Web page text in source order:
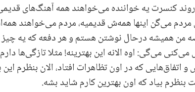
کنسرت یه خواننده می‌خواهند همه آهنگ‌های
مردم می‌گن اینها همه‌ش قدیمیه، مردم می‌خواهند
من همیشه درحال نوشتن هستم و هر دفعه که یه
می‌گی: اوه الانه این بهترینه! مثلا تازگی‌ها
که در اون تظاهرات افتاد، الان بنظرم این
بیاد که اون بهترین کارم شاید بشه.